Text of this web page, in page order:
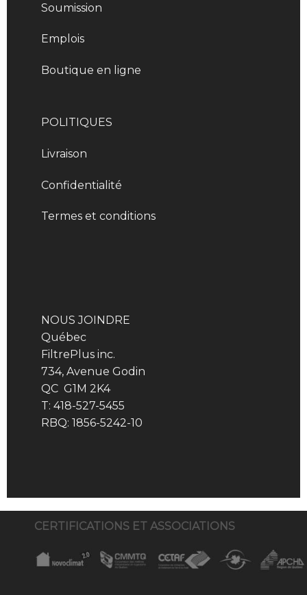
Soumission
Emplois
Boutique en ligne
POLITIQUES
Livraison
Confidentialité
Termes et conditions
NOUS JOINDRE
Québec
FiltrePlus inc.
734, Avenue Godin
QC G1M 2K4
T: 418-527-5455
RBQ: 1856-5242-10
CERTIFICATIONS ET ASSOCIATIONS